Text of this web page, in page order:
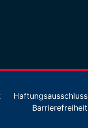
Haftungsausschluss
Barrierefreiheit